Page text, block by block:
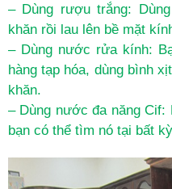
– Dùng rượu trắng:
khăn rồi lau lên bề mặt
– Dùng nước rửa kính:
hàng tạp hóa, dùng bình
khăn.
– Dùng nước đa năng Cif:
bạn có thể tìm nó tại bất